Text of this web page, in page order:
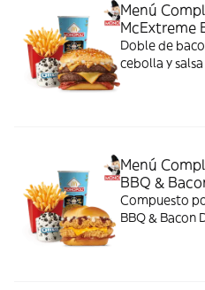
Menú
McExtreme
Doble de
cebolla y
Menú
BBQ &
Compuesto
BBQ & Bacon